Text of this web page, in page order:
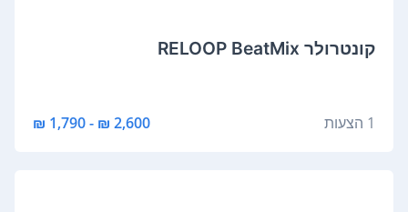
‏קונטרולר RELOOP BeatMix
1 הצעות 2,600 ₪ - 1,790 ₪